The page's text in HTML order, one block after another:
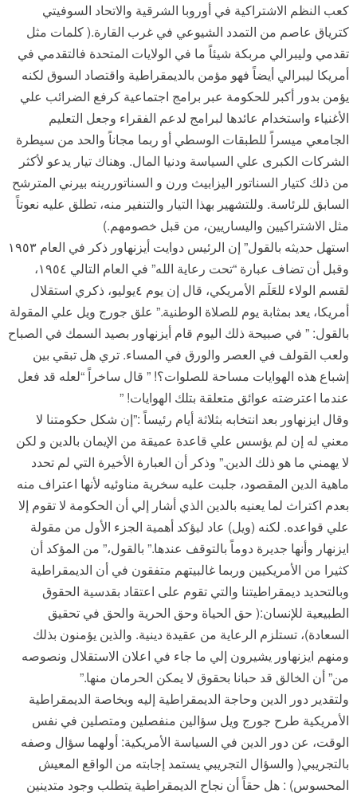
كعب النظم الاشتراكية في أوروبا الشرقية والاتحاد السوفيتي
كترياق عاصم من التمدد الشيوعي في غرب القارة.( كلمات مثل
تقدمي وليبرالي مربكة شيئاً ما في الولايات المتحدة فالتقدمي في
أمريكا ليبرالي أيضاً فهو مؤمن بالديمقراطية واقتصاد السوق لكنه
يؤمن بدور أكبر للحكومة عبر برامج اجتماعية كرفع الضرائب علي
الأغنياء واستخدام عائدها لبرامج لدعم الفقراء وجعل التعليم
الجامعي ميسراً للطبقات الوسطي أو ربما مجاناً والحد من سيطرة
الشركات الكبرى علي السياسة ودنيا المال. وهناك تيار يدعو لأكثر
من ذلك كتيار السناتور اليزابيث ورن و السناتوررينه بيرني المترشح
السابق للرئاسة. وللتشهير بهذا التيار والتنفير منه، تطلق عليه نعوتاً
مثل الاشتراكيين واليساريين، من قبل خصومهم.)
استهل حديثه بالقول” إن الرئيس دوايت أيزنهاور ذكر في العام ١٩٥٣
وقبل أن تضاف عبارة “تحت رعاية الله” في العام التالي ١٩٥٤،
لقسم الولاء للعَلَم الأمريكي، قال إن يوم ٤يوليو، ذكري استقلال
أمريكا، يعد بمثابة يوم للصلاة الوطنية.” علق جورج ويل علي المقولة
بالقول: ” في صبيحة ذلك اليوم قام أيزنهاور بصيد السمك في الصباح
ولعب القولف في العصر والورق في المساء. تري هل تبقي بين
إشباع هذه الهوايات مساحة للصلوات؟! ” قال ساخراً “لعله قد فعل
عندما اعترضته عوائق متعلقة بتلك الهوايات! ”
وقال ايزنهاور بعد انتخابه بثلاثة أيام رئيساً :”إن شكل حكومتنا لا
معني له إن لم يؤسس علي قاعدة عميقة من الإيمان بالدين و لكن
لا يهمني ما هو ذلك الدين.” وذكر أن العبارة الأخيرة التي لم تحدد
ماهية الدين المقصود، جلبت عليه سخرية مناوئيه لأنها اعتراف منه
بعدم اكتراث لما يعنيه بالدين الذي أشار إلي أن الحكومة لا تقوم إلا
علي قواعده. لكنه (ويل) عاد ليؤكد أهمية الجزء الأول من مقولة
ايزنهار وأنها جديرة دوماً بالتوقف عندها.” بالقول،” من المؤكد أن
كثيرا من الأمريكيين وربما غالبيتهم متفقون في أن الديمقراطية
وبالتحديد ديمقراطيتنا والتي تقوم على اعتقاد بقدسية الحقوق
الطبيعية للإنسان:( حق الحياة وحق الحرية والحق في تحقيق
السعادة)، تستلزم الرعاية من عقيدة دينية. والذين يؤمنون بذلك
ومنهم ايزنهاور يشيرون إلي ما جاء في اعلان الاستقلال ونصوصه
من” أن الخالق قد حبانا بحقوق لا يمكن الحرمان منها.”
ولتقدير دور الدين وحاجة الديمقراطية إليه وبخاصة الديمقراطية
الأمريكية طرح جورج ويل سؤالين منفصلين ومتصلين في نفس
الوقت، عن دور الدين في السياسة الأمريكية: أولهما سؤال وصفه
بالتجريبي( والسؤال التجريبي يستمد إجابته من الواقع المعيش
المحسوس) : هل حقاً أن نجاح الديمقراطية يتطلب وجود متدينين